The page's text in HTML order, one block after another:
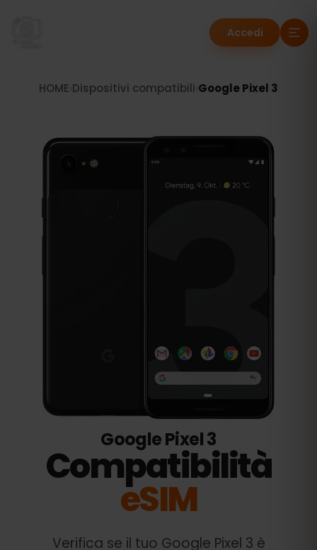
Accedi
HOME Dispositivi compatibili Google Pixel 3
Google Pixel 3
Compatibilità
eSIM
Verifica se il tuo Google Pixel 3 è